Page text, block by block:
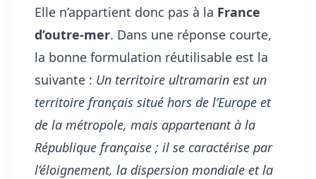
Elle n’appartient donc pas à la France
d’outre-mer. Dans une réponse courte,
la bonne formulation réutilisable est la
suivante : Un territoire ultramarin est un
territoire français situé hors de l’Europe et
de la métropole, mais appartenant à la
République française ; il se caractérise par
l’éloignement, la dispersion mondiale et la